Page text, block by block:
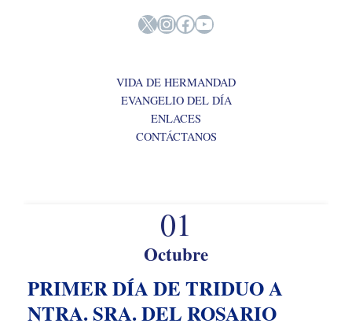
X Instagram
Facebook
YouTube
VIDA DE HERMANDAD
EVANGELIO DEL DÍA
ENLACES
CONTÁCTANOS
01
Octubre
PRIMER DÍA DE TRIDUO A
NTRA. SRA. DEL ROSARIO